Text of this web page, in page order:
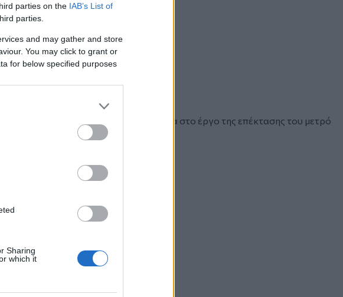
parties on the IAB’s List of
parties.
and may gather and store
You may click to grant or
for below specified purposes
Sharing
which it
Νίκος Ταχιάος έκανε αυτοψία στο έργο της επέκτασης του μετρό
δοκιμαστικά δρομολόγια.